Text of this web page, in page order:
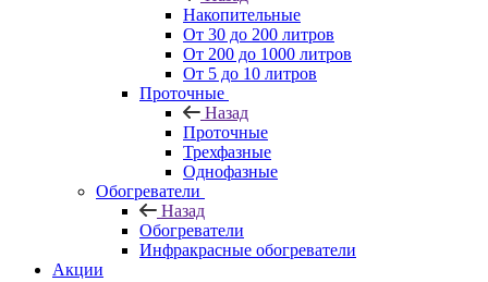
Накопительные
От 30 до 200 литров
От 200 до 1000 литров
От 5 до 10 литров
Проточные
Назад
Проточные
Трехфазные
Однофазные
Обогреватели
Назад
Обогреватели
Инфракрасные обогреватели
Акции